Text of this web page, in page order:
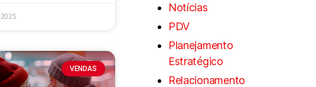
VENDAS
Notícias
PDV
Planejamento
Estratégico
Relacionamento